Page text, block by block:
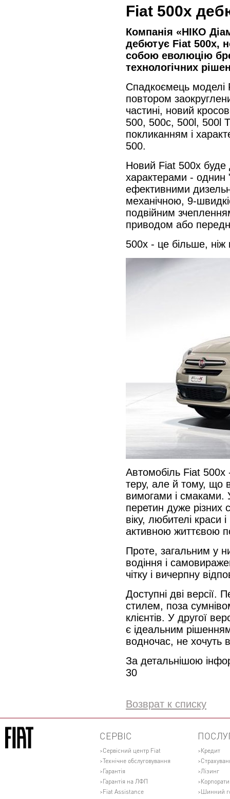
Fiat 500x
Компанія «НІКО
дебютує Fiat 500x,
собою еволюцію
технологічних
Спадкоємець моделі
повтором
частині, новий
500, 500c, 500l, 500l
покликанням і
500.
Новий Fiat 500x буде
характерами - однин
ефективними
механічною, 9-
подвійним
приводом або
500x - це більше, ніж
Автомобіль Fiat
теру, але й тому, що
вимогами і смаками.
перетин дуже різних
віку, любителі краси
активною життєвою
Проте, загальним у
водіння і
чітку і вичерпну
Доступні дві версії.
стилем, поза
клієнтів. У другої
є ідеальним
водночас, не хочуть
За детальнішою
30
Возврат к списку
СЕРВІС
Сервісний центр Fiat
Технічне обслуговування
Гарантія
Гарантія на ЛФП
Fiat Assistance
Кредит
Лізинг
Шинний